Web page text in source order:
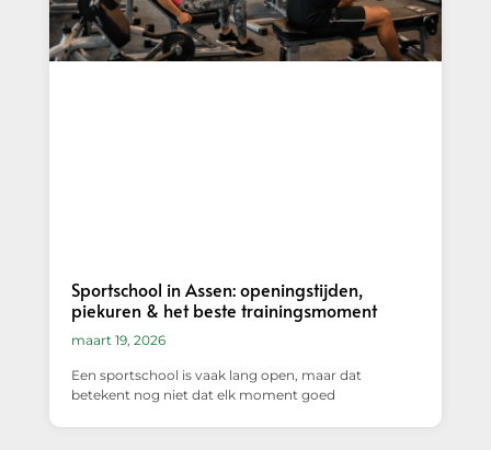
Sportschool in Assen: openingstijden,
piekuren & het beste trainingsmoment
maart 19, 2026
Een sportschool is vaak lang open, maar dat
betekent nog niet dat elk moment goed